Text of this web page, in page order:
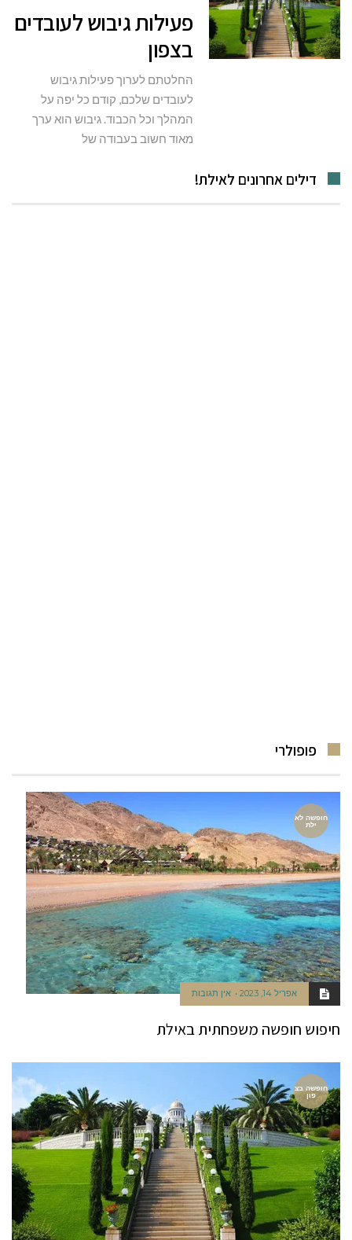
פעילות גיבוש לעובדים
בצפון
החלטתם לערוך פעילות גיבוש
לעובדים שלכם, קודם כל יפה על
המהלך וכל הכבוד. גיבוש הוא ערך
מאוד חשוב בעבודה של
דילים אחרונים לאילת!
פופולרי
חופשה לא
ילת
אפריל 14, 2023 אין תגובות
חיפוש חופשה משפחתית באילת
חופשה בצ
פון